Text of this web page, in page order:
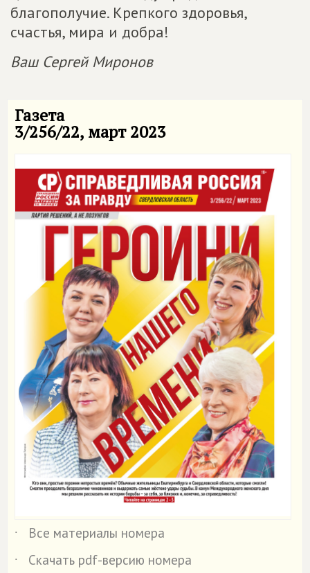
благополучие. Крепкого здоровья,
счастья, мира и добра!
Ваш Сергей Миронов
Газета
3/256/22, март 2023
˙
Все материалы номера
˙
Скачать pdf-версию номера